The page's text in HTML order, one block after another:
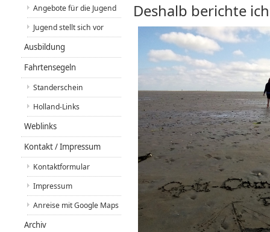
Deshalb berichte
Angebote für die Jugend
Jugend stellt sich vor
Ausbildung
Fahrtensegeln
Standerschein
Holland-Links
Weblinks
Kontakt / Impressum
Kontaktformular
Impressum
Anreise mit Google Maps
Archiv